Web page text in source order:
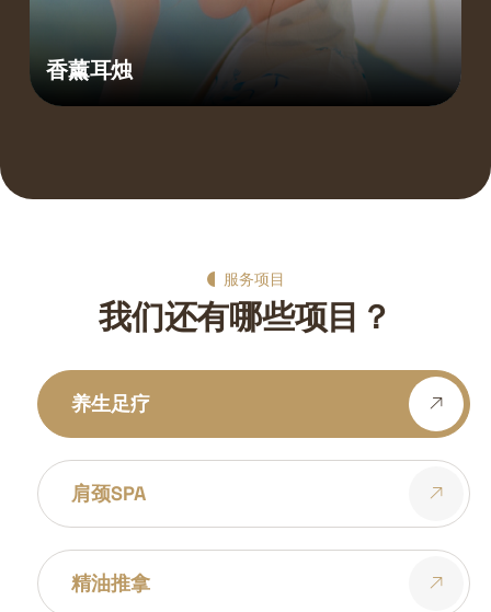
香薰耳烛
服务项目
我们还有哪些项目？
养生足疗
肩颈SPA
精油推拿